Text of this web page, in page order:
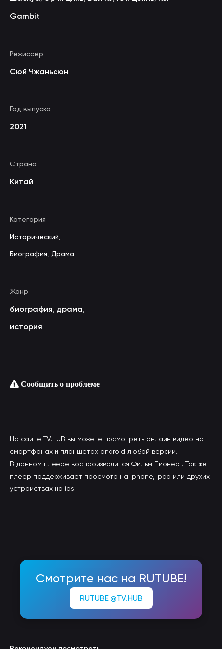
Gambit
Режиссёр
Сюй Чжаньсюн
Год выпуска
2021
Страна
Китай
Категория
Исторический
Биография Драма
Жанр
биография драма
история
Сообщить о проблеме
На сайте TV.HUB вы можете посмотреть онлайн видео на
смартфонах и планшетах android любой версии.
В данном плеере воспроизводится Фильм Пионер . Так же
плеер поддерживает просмотр на iphone, ipad или друхих
устройствах на ios.
Смотрите нас на RUTUBE!
RUTUBE @TV.HUB